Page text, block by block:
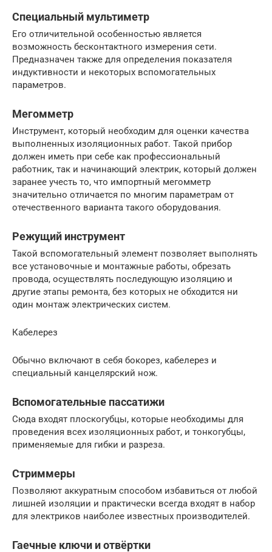
Специальный мультиметр
Его отличительной особенностью является
возможность бесконтактного измерения сети.
Предназначен также для определения показателя
индуктивности и некоторых вспомогательных
параметров.
Мегомметр
Инструмент, который необходим для оценки качества
выполненных изоляционных работ. Такой прибор
должен иметь при себе как профессиональный
работник, так и начинающий электрик, который должен
заранее учесть то, что импортный мегомметр
значительно отличается по многим параметрам от
отечественного варианта такого оборудования.
Режущий инструмент
Такой вспомогательный элемент позволяет выполнять
все установочные и монтажные работы, обрезать
провода, осуществлять последующую изоляцию и
другие этапы ремонта, без которых не обходится ни
один монтаж электрических систем.
Кабелерез
Обычно включают в себя бокорез, кабелерез и
специальный канцелярский нож.
Вспомогательные пассатижи
Сюда входят плоскогубцы, которые необходимы для
проведения всех изоляционных работ, и тонкогубцы,
применяемые для гибки и разреза.
Стриммеры
Позволяют аккуратным способом избавиться от любой
лишней изоляции и практически всегда входят в набор
для электриков наиболее известных производителей.
Гаечные ключи и отвёртки